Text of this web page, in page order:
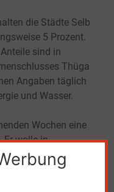
die Städte Selb
5 Prozent.
sind in
Thüga
Angaben täglich
und Wasser.
Wochen eine
Er wolle in
festlegen, wie
präsentieren sollen.